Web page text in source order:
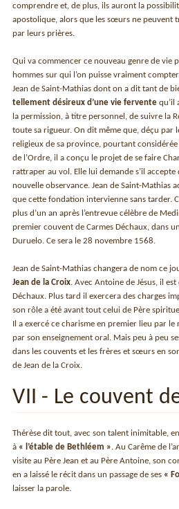
comprendre et, de plus, ils auront la
apostolique, alors que les sœurs ne peuvent
par leurs prières.
Qui va commencer ce nouveau genre de vie
hommes sur qui l’on puisse vraiment
Jean de Saint-Mathias dont on a dit tant de
tellement désireux d’une vie fervente qu’il
la permission, à titre personnel, de suivre la
toute sa rigueur. On dit même que, déçu par
religieux de sa province, pourtant
de l’Ordre, il a conçu le projet de se faire
rattraper au vol. Elle lui demande s’il accepte
nouvelle observance. Jean de Saint-Mathias
que cette fondation intervienne sans tarder.
plus d’un an après l’entrevue célèbre de
premier couvent de Carmes Déchaux, dans
Duruelo. Ce sera le 28 novembre 1568.
Jean de Saint-Mathias changera de nom ce
Jean de la Croix. Avec Antoine de Jésus, il
Déchaux. Plus tard il exercera des charges
son rôle a été avant tout celui de Père
Il a exercé ce charisme en premier lieu par
par son enseignement oral. Mais peu à peu
dans les couvents et les frères et sœurs en
de Jean de la Croix.
VII - Le couvent
Thérèse dit tout, avec son talent inimitable,
à « l’étable de Bethléem ». Au Carême de
visite au Père Jean et au Père Antoine, son
en a laissé le récit dans un passage de ses «
laisser la parole.